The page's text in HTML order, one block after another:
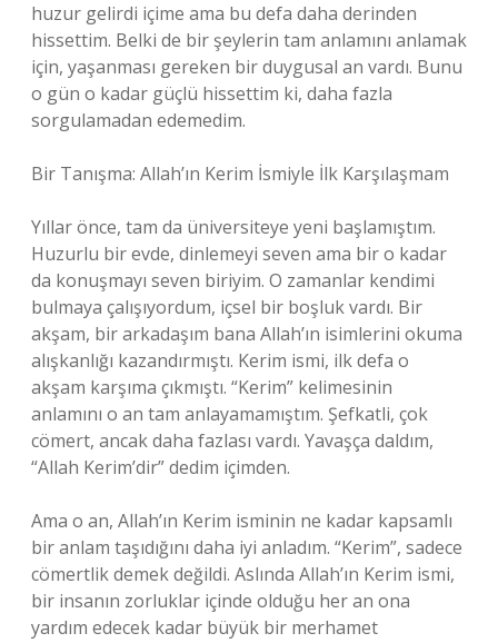
huzur gelirdi içime ama bu defa daha derinden
hissettim. Belki de bir şeylerin tam anlamını anlamak
için, yaşanması gereken bir duygusal an vardı. Bunu
o gün o kadar güçlü hissettim ki, daha fazla
sorgulamadan edemedim.
Bir Tanışma: Allah’ın Kerim İsmiyle İlk Karşılaşmam
Yıllar önce, tam da üniversiteye yeni başlamıştım.
Huzurlu bir evde, dinlemeyi seven ama bir o kadar
da konuşmayı seven biriyim. O zamanlar kendimi
bulmaya çalışıyordum, içsel bir boşluk vardı. Bir
akşam, bir arkadaşım bana Allah’ın isimlerini okuma
alışkanlığı kazandırmıştı. Kerim ismi, ilk defa o
akşam karşıma çıkmıştı. “Kerim” kelimesinin
anlamını o an tam anlayamamıştım. Şefkatli, çok
cömert, ancak daha fazlası vardı. Yavaşça daldım,
“Allah Kerim’dir” dedim içimden.
Ama o an, Allah’ın Kerim isminin ne kadar kapsamlı
bir anlam taşıdığını daha iyi anladım. “Kerim”, sadece
cömertlik demek değildi. Aslında Allah’ın Kerim ismi,
bir insanın zorluklar içinde olduğu her an ona
yardım edecek kadar büyük bir merhamet